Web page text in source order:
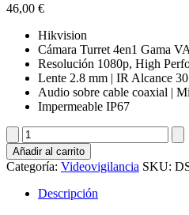
46,00 €
Hikvision
Cámara Turret 4en1 Gama
Resolución 1080p, High
Lente 2.8 mm | IR Alcance
Audio sobre cable coaxial |
Impermeable IP67
DS-
2CE76D0T-
ITMFS(2.8mm)
cantidad
Añadir al carrito
Categoría: Videovigilancia SKU:
Descripción